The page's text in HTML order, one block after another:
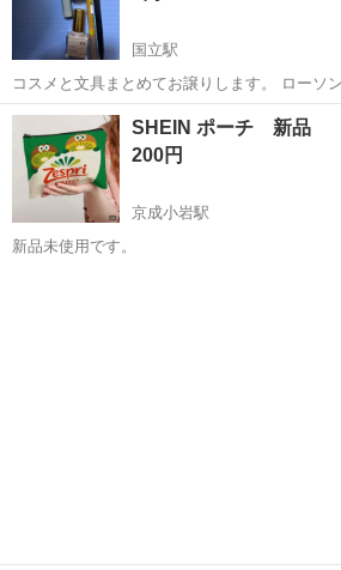
国立駅
コスメと文具まとめてお譲りします。 ローソン国分寺西町3丁目でお
取引できるかたのみ。 今日の21時までか、明日午前8時〜9時半までに
なります。
東京 国立市 その他
SHEIN ポーチ 新品
200円
京成小岩駅
新品未使用です。